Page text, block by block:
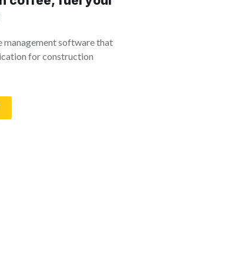
software that
for construction